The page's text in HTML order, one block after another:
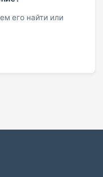
его найти или